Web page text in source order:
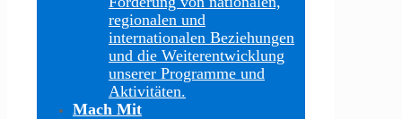
regionalen und
internationalen Beziehungen
und die Weiterentwicklung
unserer Programme und
Aktivitäten.
Mach Mit